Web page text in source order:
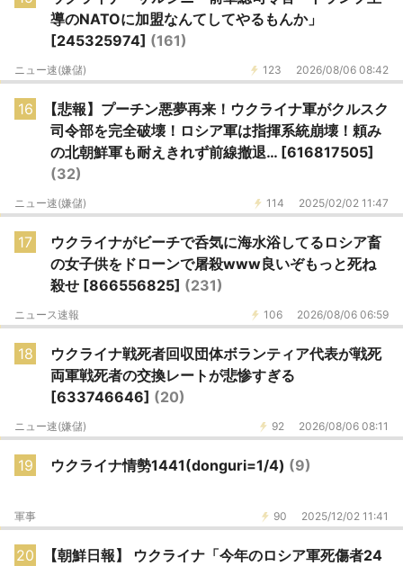
導のNATOに加盟なんてしてやるもんか」
[245325974] (161)
123 2026/08/06 08:42
ニュー速(嫌儲)
16
【悲報】プーチン悪夢再来！ウクライナ軍がクルスク
司令部を完全破壊！ロシア軍は指揮系統崩壊！頼み
の北朝鮮軍も耐えきれず前線撤退… [616817505]
(32)
114 2025/02/02 11:47
ニュー速(嫌儲)
17
ウクライナがビーチで呑気に海水浴してるロシア畜
の女子供をドローンで屠殺www良いぞもっと死ね
殺せ [866556825] (231)
106 2026/08/06 06:59
ニュース速報
18
ウクライナ戦死者回収団体ボランティア代表が戦死
両軍戦死者の交換レートが悲惨すぎる
[633746646] (20)
92 2026/08/06 08:11
ニュー速(嫌儲)
19 ウクライナ情勢1441(donguri=1/4) (9)
90 2025/12/02 11:41
軍事
20
【朝鮮日報】 ウクライナ「今年のロシア軍死傷者24